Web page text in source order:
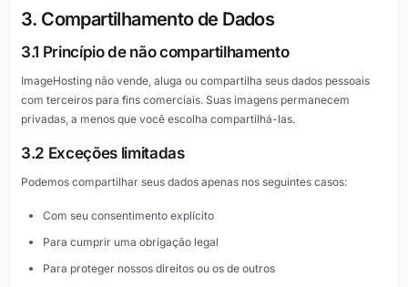
3. Compartilhamento de Dados
3.1 Princípio de não compartilhamento
ImageHosting não vende, aluga ou compartilha seus dados pessoais
com terceiros para fins comerciais. Suas imagens permanecem
privadas, a menos que você escolha compartilhá-las.
3.2 Exceções limitadas
Podemos compartilhar seus dados apenas nos seguintes casos:
Com seu consentimento explícito
Para cumprir uma obrigação legal
Para proteger nossos direitos ou os de outros